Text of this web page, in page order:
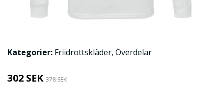
Kategorier: Friidrottskläder, Överdelar
302 SEK 378 SEK